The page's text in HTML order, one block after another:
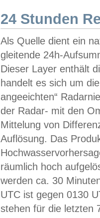
24 Stunden
Als Quelle dient ein
gleitende 24h-
Dieser Layer enthält
handelt es sich um
angeeichten“
der Radar- mit den
Mittelung von
Auflösung. Das
räumlich hoch
werden ca. 30
UTC ist gegen 0130
stehen für die letzten